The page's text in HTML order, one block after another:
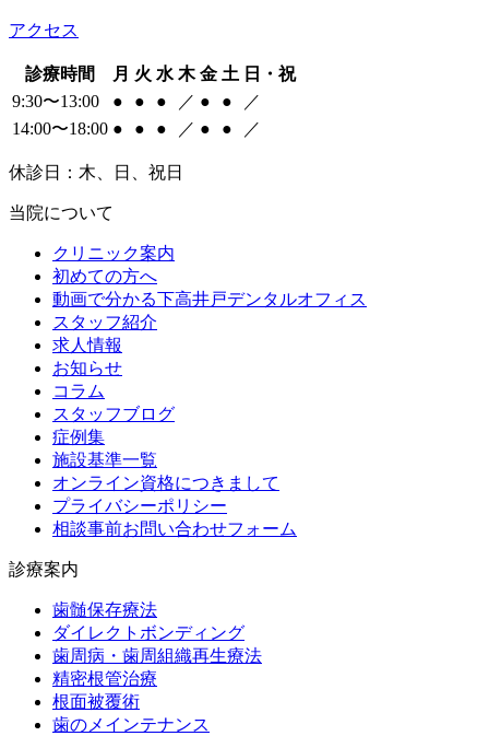
アクセス
診療時間 月 火 水 木 金 土 日・祝
9:30〜13:00
● ● ● ／ ● ●
／
14:00〜18:00 ● ● ● ／ ● ● ／
休診日：木、日、祝日
当院について
クリニック案内
初めての方へ
動画で分かる下高井戸デンタルオフィス
スタッフ紹介
求人情報
お知らせ
コラム
スタッフブログ
症例集
施設基準一覧
オンライン資格につきまして
プライバシーポリシー
相談事前お問い合わせフォーム
診療案内
歯髄保存療法
ダイレクトボンディング
歯周病・歯周組織再生療法
精密根管治療
根面被覆術
歯のメインテナンス